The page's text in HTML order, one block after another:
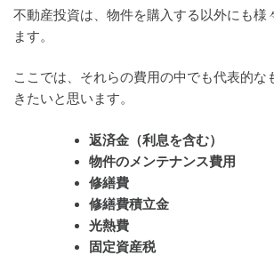
不動産投資は、物件を購入する以外にも様
ます。
ここでは、それらの費用の中でも代表的な
きたいと思います。
返済金（利息を含む）
物件のメンテナンス費用
修繕費
修繕費積立金
光熱費
固定資産税